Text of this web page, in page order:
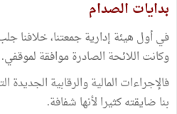
بدايات الصدام
في أول هيئة إدارية جمعتنا، خلافنا جلب
وكانت اللائحة الصادرة موافقة لموقفي.
فالإجراءات المالية والرقابية الجديدة
بنا ضايقته كثيرا لأنها شفافة.